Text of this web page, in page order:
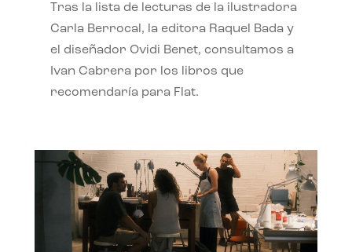
Tras la lista de lecturas de la ilustradora
Carla Berrocal, la editora Raquel Bada y
el diseñador Ovidi Benet, consultamos a
Ivan Cabrera por los libros que
recomendaría para Flat.